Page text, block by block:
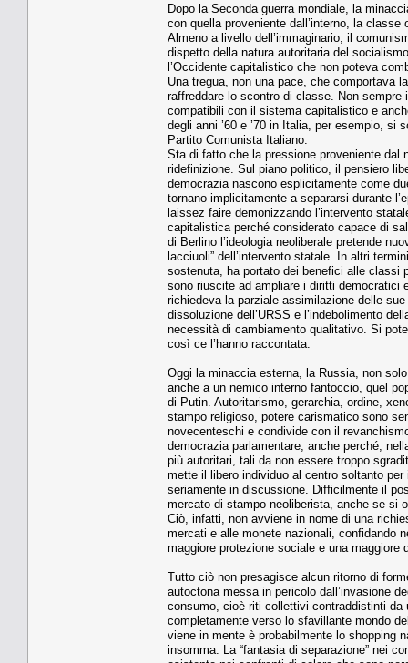
Dopo la Seconda guerra mondiale, la
con quella proveniente dall’interno, la
Almeno a livello dell’immaginario, il
dispetto della natura autoritaria del
l’Occidente capitalistico che non poteva
Una tregua, non una pace, che comportava
raffreddare lo scontro di classe. Non
compatibili con il sistema capitalistico e
degli anni ’60 e ’70 in Italia, per esempio, si
Partito Comunista Italiano.
Sta di fatto che la pressione proveniente dal
ridefinizione. Sul piano politico, il pensiero
democrazia nascono esplicitamente come
tornano implicitamente a separarsi durante
laissez faire demonizzando l’intervento
capitalistica perché considerato capace di
di Berlino l’ideologia neoliberale pretende
lacciuoli” dell’intervento statale. In altri
sostenuta, ha portato dei benefici alle classi
sono riuscite ad ampliare i diritti democratici
richiedeva la parziale assimilazione delle
dissoluzione dell’URSS e l’indebolimento
necessità di cambiamento qualitativo. Si
così ce l’hanno raccontata.
Oggi la minaccia esterna, la Russia, non
anche a un nemico interno fantoccio, quel
di Putin. Autoritarismo, gerarchia, ordine,
stampo religioso, potere carismatico sono
novecenteschi e condivide con il
democrazia parlamentare, anche perché,
più autoritari, tali da non essere troppo
mette il libero individuo al centro soltanto
seriamente in discussione. Difficilmente il
mercato di stampo neoliberista, anche se si
Ciò, infatti, non avviene in nome di una
mercati e alle monete nazionali, confidando
maggiore protezione sociale e una
Tutto ciò non presagisce alcun ritorno di
autoctona messa in pericolo dall’invasione
consumo, cioè riti collettivi contraddistinti da
completamente verso lo sfavillante mondo
viene in mente è probabilmente lo shopping
insomma. La “fantasia di separazione” nei